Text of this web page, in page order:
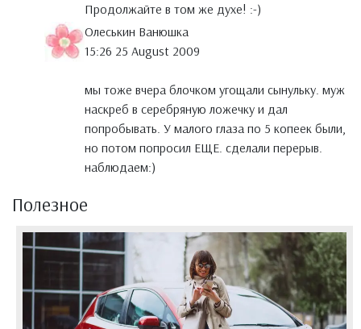
Продолжайте в том же духе! :-)
Олеськин Ванюшка
15:26 25 August 2009
мы тоже вчера блочком угощали сынульку. муж
наскреб в серебряную ложечку и дал
попробывать. У малого глаза по 5 копеек были,
но потом попросил ЕЩЕ. сделали перерыв.
наблюдаем:)
Полезное